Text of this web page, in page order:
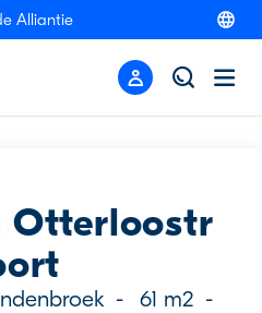
Alliantie
Otterloostr
- 61 m2 -